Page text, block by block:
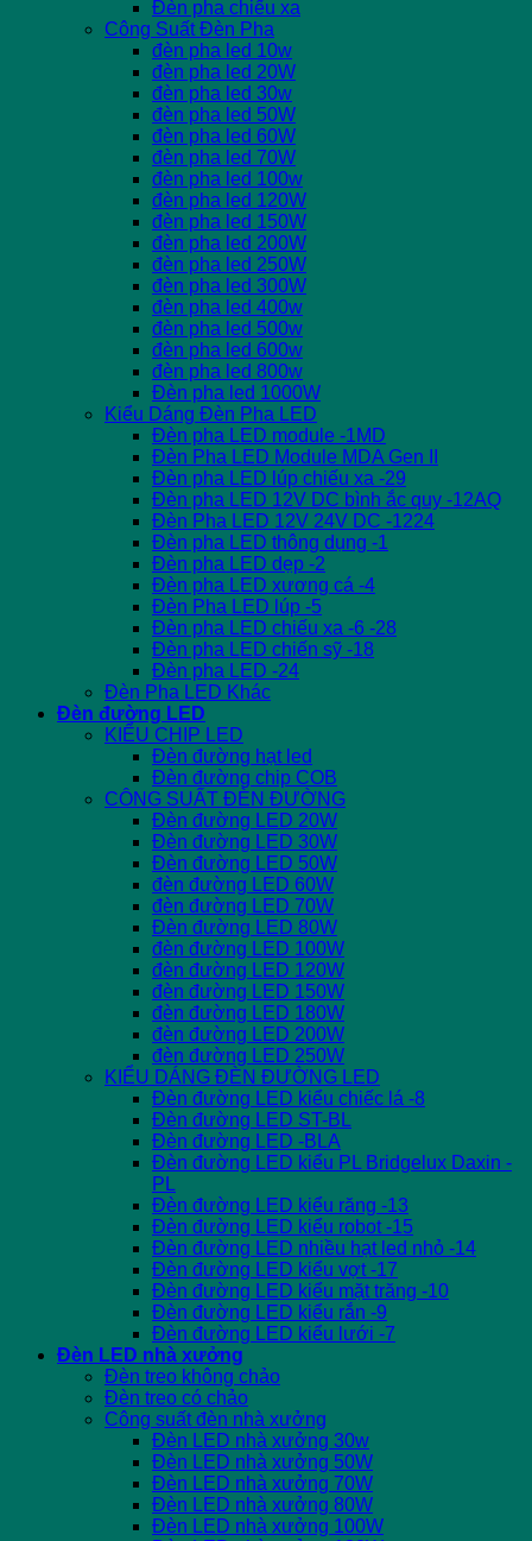
Đèn pha chiếu xa
Công Suất Đèn Pha
đèn pha led 10w
đèn pha led 20W
đèn pha led 30w
đèn pha led 50W
đèn pha led 60W
đèn pha led 70W
đèn pha led 100w
đèn pha led 120W
đèn pha led 150W
đèn pha led 200W
đèn pha led 250W
đèn pha led 300W
đèn pha led 400w
đèn pha led 500w
đèn pha led 600w
đèn pha led 800w
Đèn pha led 1000W
Kiểu Dáng Đèn Pha LED
Đèn pha LED module -1MD
Đèn Pha LED Module MDA Gen II
Đèn pha LED lúp chiếu xa -29
Đèn pha LED 12V DC bình ắc quy -12AQ
Đèn Pha LED 12V 24V DC -1224
Đèn pha LED thông dụng -1
Đèn pha LED dẹp -2
Đèn pha LED xương cá -4
Đèn Pha LED lúp -5
Đèn pha LED chiếu xa -6 -28
Đèn pha LED chiến sỹ -18
Đèn pha LED -24
Đèn Pha LED Khác
Đèn đường LED
KIỂU CHIP LED
Đèn đường hạt led
Đèn đường chip COB
CÔNG SUẤT ĐÈN ĐƯỜNG
Đèn đường LED 20W
Đèn đường LED 30W
Đèn đường LED 50W
đèn đường LED 60W
đèn đường LED 70W
Đèn đường LED 80W
đèn đường LED 100W
đèn đường LED 120W
đèn đường LED 150W
đèn đường LED 180W
đèn đường LED 200W
đèn đường LED 250W
KIỂU DÁNG ĐÈN ĐƯỜNG LED
Đèn đường LED kiểu chiếc lá -8
Đèn đường LED ST-BL
Đèn đường LED -BLA
Đèn đường LED kiểu PL Bridgelux Daxin -
PL
Đèn đường LED kiểu răng -13
Đèn đường LED kiểu robot -15
Đèn đường LED nhiều hạt led nhỏ -14
Đèn đường LED kiểu vợt -17
Đèn đường LED kiểu mặt trăng -10
Đèn đường LED kiểu rắn -9
Đèn đường LED kiểu lưới -7
Đèn LED nhà xưởng
Đèn treo không chảo
Đèn treo có chảo
Công suất đèn nhà xưởng
Đèn LED nhà xưởng 30w
Đèn LED nhà xưởng 50W
Đèn LED nhà xưởng 70W
Đèn LED nhà xưởng 80W
Đèn LED nhà xưởng 100W